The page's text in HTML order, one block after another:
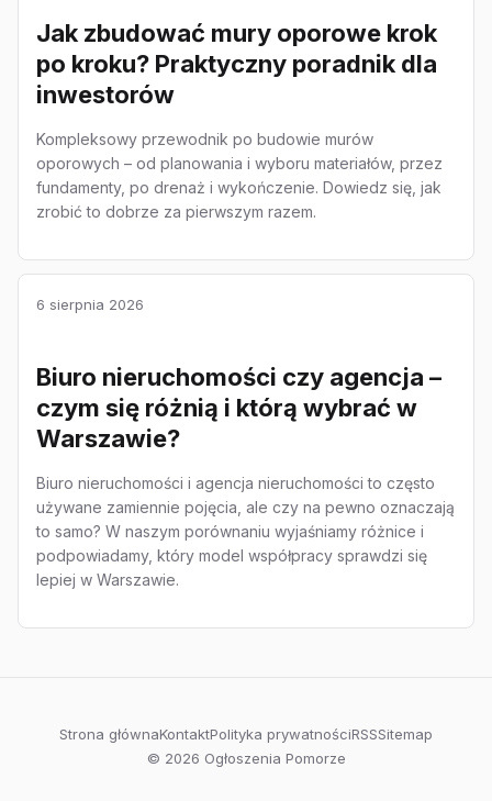
Jak zbudować mury oporowe krok
po kroku? Praktyczny poradnik dla
inwestorów
Kompleksowy przewodnik po budowie murów
oporowych – od planowania i wyboru materiałów, przez
fundamenty, po drenaż i wykończenie. Dowiedz się, jak
zrobić to dobrze za pierwszym razem.
6 sierpnia 2026
Biuro nieruchomości czy agencja –
czym się różnią i którą wybrać w
Warszawie?
Biuro nieruchomości i agencja nieruchomości to często
używane zamiennie pojęcia, ale czy na pewno oznaczają
to samo? W naszym porównaniu wyjaśniamy różnice i
podpowiadamy, który model współpracy sprawdzi się
lepiej w Warszawie.
Strona głównaKontaktPolityka prywatnościRSSSitemap
© 2026 Ogłoszenia Pomorze